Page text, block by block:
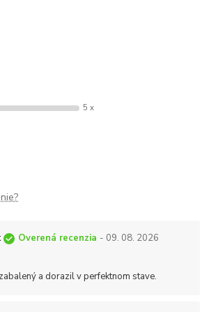
5 x
Overená recenzia - 09. 08. 2026
a dorazil v perfektnom stave.